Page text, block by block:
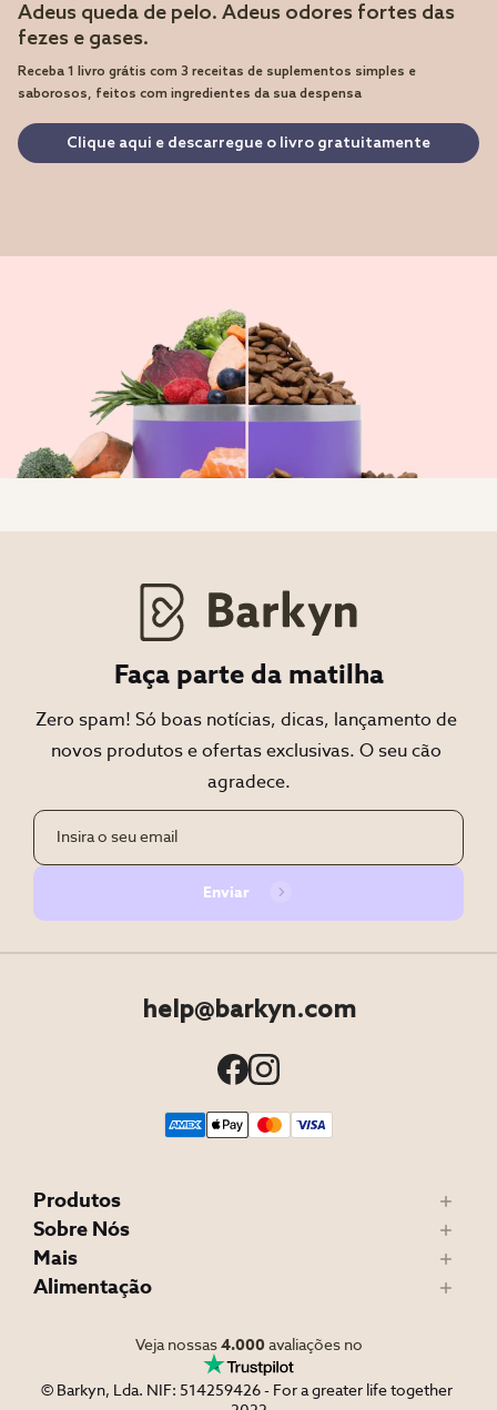
Adeus queda de pelo. Adeus odores fortes das
fezes e gases.
Receba 1 livro grátis com 3 receitas de suplementos simples e
saborosos, feitos com ingredientes da sua despensa
Clique aqui e descarregue o livro gratuitamente
Faça parte da matilha
Zero spam! Só boas notícias, dicas, lançamento de
novos produtos e ofertas exclusivas. O seu cão
agradece.
Enviar
help@barkyn.com
Produtos
Sobre Nós
Mais
Alimentação
Veja nossas 4.000 avaliações no
© Barkyn, Lda. NIF: 514259426 - For a greater life together